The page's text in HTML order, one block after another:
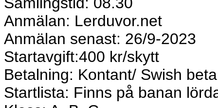
Anmälan: Lerduvor.net
Anmälan senast: 26/9-2023
Startavgift:400 kr/skytt
Betalning: Kontant/ Swish
Startlista: Finns på banan